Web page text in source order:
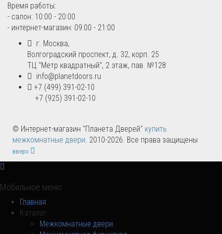
Время работы:
- салон: 10:00 - 20:00
- интернет-магазин: 09:00 - 21:00
г. Москва,
Волгоградский проспект, д. 32, корп. 25
ТЦ "Метр квадратный", 2 этаж, пав. №128
info@planetdoors.ru
+7 (499) 391-02-10
+7 (925) 391-02-10
© Интернет-магазин "Планета Дверей" купить
межкомнатные двери . 2010-2026. Все права защищены
вверх
Мобильное меню
Главная
Каталог
Межкомнатные двери